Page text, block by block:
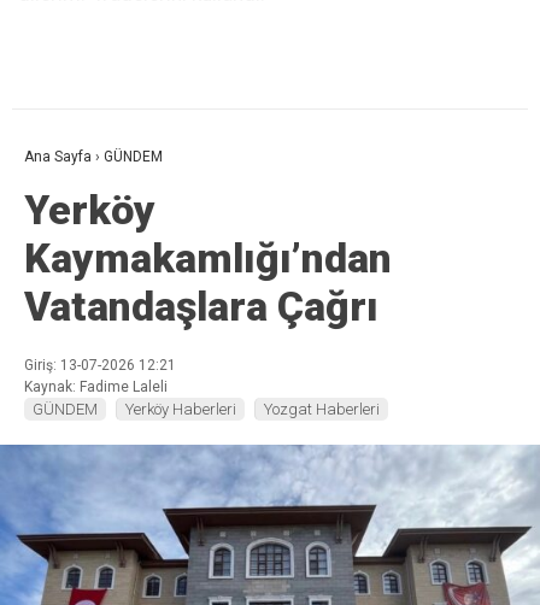
Ana Sayfa › GÜNDEM
Yerköy
Kaymakamlığı’ndan
Vatandaşlara Çağrı
Giriş: 13-07-2026 12:21
Kaynak: Fadime Laleli
GÜNDEM Yerköy Haberleri Yozgat Haberleri